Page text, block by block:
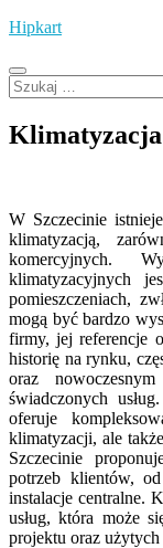
Skip
content
Hipkart
Szukaj:
Klimatyzacja
W Szczecinie
klimatyzacją,
komercyjnych.
klimatyzacyjnych
pomieszczeniach,
mogą być bardzo
firmy, jej referencje
historię na rynku,
oraz
świadczonych
oferuje
klimatyzacji, ale
Szczecinie
potrzeb klientów,
instalacje centralne.
usług, która może
projektu oraz użytych